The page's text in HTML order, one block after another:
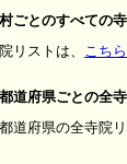
ごとのすべての
リストは、 こち
道府県ごとの全
道府県の全寺院リ